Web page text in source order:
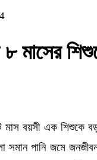
৮ মাসের
বয়সী এক শিশুকে বড়
পানি জমে